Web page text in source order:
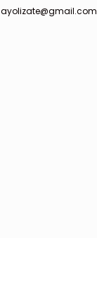
ayolizate@gmail.com